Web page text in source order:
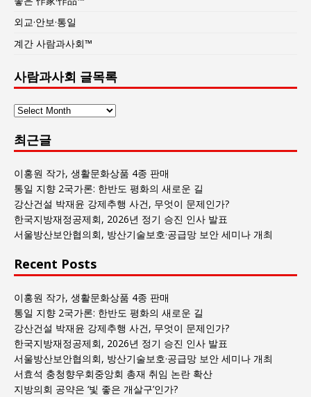
외교·안보·통일
계간 사람과사회™
사람과사회 글목록
사
과
사
회
글
목
록
최근글
이홍원 작가, 생활문화상품 4종 판매
통일 지향 2국가론: 한반도 평화의 새로운 길
강산건설 박재윤 강제추행 사건, 무엇이 문제인가?
한국지방재정공제회, 2026년 정기 승진 인사 발표
서울방산보안협의회, 방산기술보호·공급망 보안 세미나 개최
Recent Posts
이홍원 작가, 생활문화상품 4종 판매
통일 지향 2국가론: 한반도 평화의 새로운 길
강산건설 박재윤 강제추행 사건, 무엇이 문제인가?
한국지방재정공제회, 2026년 정기 승진 인사 발표
서울방산보안협의회, 방산기술보호·공급망 보안 세미나 개최
서효석 충청향우회중앙회 총재 취임 논란 확산
지방의회 공약은 ‘빛 좋은 개살구’인가?